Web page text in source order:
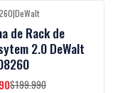
Black Week
|DeWalt
de Rack de
2.0 DeWalt
$199.990